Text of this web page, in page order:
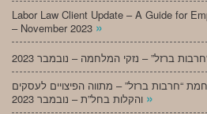
Labor Law Client Update – A Guide for
– November 2023 »
“חרבות ברזל” – מתווה הפיצויים לעסקים
»